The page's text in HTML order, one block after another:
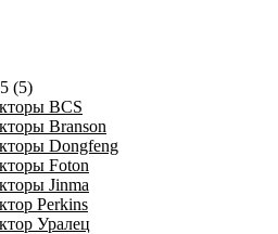
BCS
Branson
Dongfeng
Foton
Jinma
Perkins
Уралец